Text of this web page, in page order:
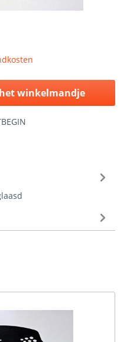
winkelmandje